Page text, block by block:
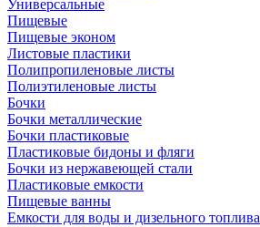
Универсальные
Пищевые
Пищевые эконом
Листовые пластики
Полипропиленовые листы
Полиэтиленовые листы
Бочки
Бочки металлические
Бочки пластиковые
Пластиковые бидоны и фляги
Бочки из нержавеющей стали
Пластиковые емкости
Пищевые ванны
Емкости для воды и дизельного топлива